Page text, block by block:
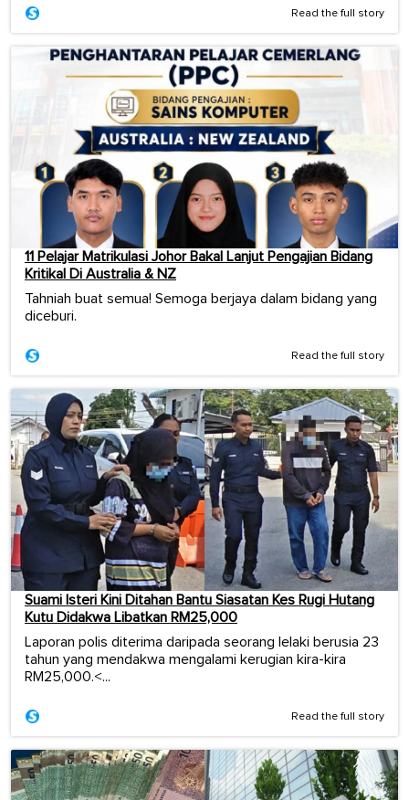
Read the full story
11 Pelajar Matrikulasi Johor Bakal Lanjut Pengajian Bidang
Kritikal Di Australia & NZ
Tahniah buat semua! Semoga berjaya dalam bidang yang
diceburi.
Read the full story
Suami Isteri Kini Ditahan Bantu Siasatan Kes Rugi Hutang
Kutu Didakwa Libatkan RM25,000
Laporan polis diterima daripada seorang lelaki berusia 23
tahun yang mendakwa mengalami kerugian kira-kira
RM25,000.<...
Read the full story